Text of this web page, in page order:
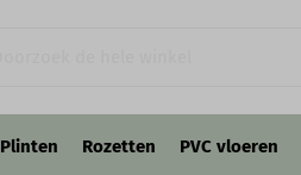
Plinten Rozetten PVC vloeren